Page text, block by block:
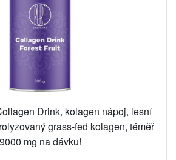
Drink, kolagen nápoj, lesní
grass-fed kolagen, téměř
9000 mg na dávku!